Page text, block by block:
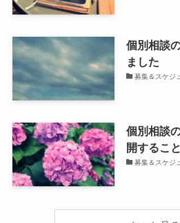
個別相談
ました
募集＆スケジ
個別相談
開するこ
募集＆スケジ